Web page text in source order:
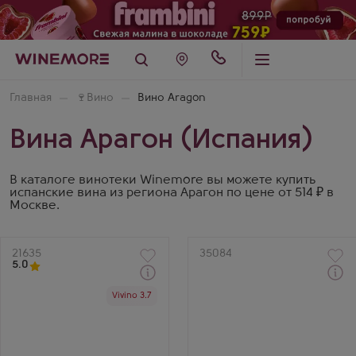
Главная 🍷 Вино Вино Aragon
Вина Арагон (Испания)
В каталоге винотеки Winemore вы можете купить
испанские вина из региона Арагон по цене от 514 ₽ в
Москве.
Артикул
21635
5.0
Vivino 3.7
Артикул
35084